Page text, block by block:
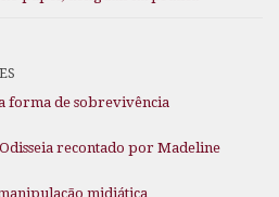
forma de sobrevivência
recontado por Madeline
midiática